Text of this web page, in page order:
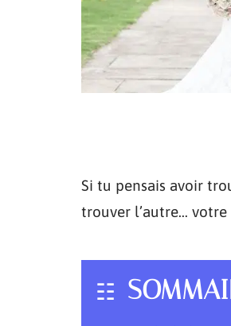
Si tu pensais avoir
trouver l’autre…